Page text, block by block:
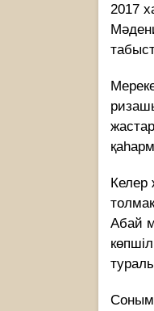
2017
Келер
Абай